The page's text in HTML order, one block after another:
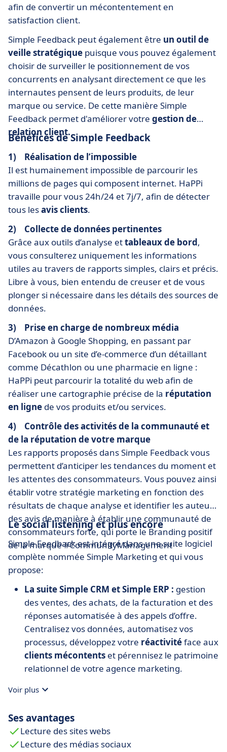
afin de convertir un mécontentement en
satisfaction client.
Simple Feedback peut également être un outil de
veille stratégique puisque vous pouvez également
choisir de surveiller le positionnement de vos
concurrents en analysant directement ce que les
internautes pensent de leurs produits, de leur
marque ou service. De cette manière Simple
Feedback permet d'améliorer votre gestion de
relation client.
Bénéfices de Simple Feedback
1) Réalisation de l’impossible
Il est humainement impossible de parcourir les
millions de pages qui composent internet. HaPPi
travaille pour vous 24h/24 et 7j/7, afin de détecter
tous lesavis clients.
2) Collecte de données pertinentes
Grâce aux outils d’analyse ettableaux de bord,
vous consulterez uniquement les informations
utiles au travers de rapports simples, clairs et précis.
Libre à vous, bien entendu de creuser et de vous
plonger si nécessaire dans les détails des sources de
données.
3) Prise en charge de nombreux média
D’Amazon à Google Shopping, en passant par
Facebook ou un site d’e-commerce d’un détaillant
comme Décathlon ou une pharmacie en ligne :
HaPPi peut parcourir la totalité du web afin de
réaliser une cartographie précise de la réputation
en ligne de vos produits et/ou services.
4) Contrôle des activités de la communauté et
de la réputation de votre marque
Les rapports proposés dans Simple Feedback vous
permettent d’anticiper les tendances du moment et
les attentes des consommateurs. Vous pouvez ainsi
établir votre stratégie marketing en fonction des
résultats de chaque analyse et identifier les auteurs
des avis de manière à établir une communauté de
consommateurs forte, qui porte le Branding positif
de la marque #CommunityManagement
Le social listening et plus encore
Simple Feedback est intégré dans une suite logiciel
complète nommée Simple Marketing et qui vous
propose:
La suite Simple CRM et Simple ERP : gestion
des ventes, des achats, de la facturation et des
réponses automatisée à des appels d’offre.
Centralisez vos données, automatisez vos
processus, développez votre réactivitéface aux
clients mécontents et pérennisez le patrimoine
relationnel de votre agence marketing.
Mass Mailing, Simple SMS, Simple Vocal, Simple
permettant de diffuser vos messages marketing
sur tous les canaux disponibles.
Voir plus
Ses avantages
Lecture des sites webs
Lecture des médias sociaux